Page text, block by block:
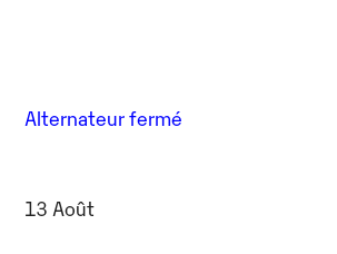
Alternateur fermé
13 Août